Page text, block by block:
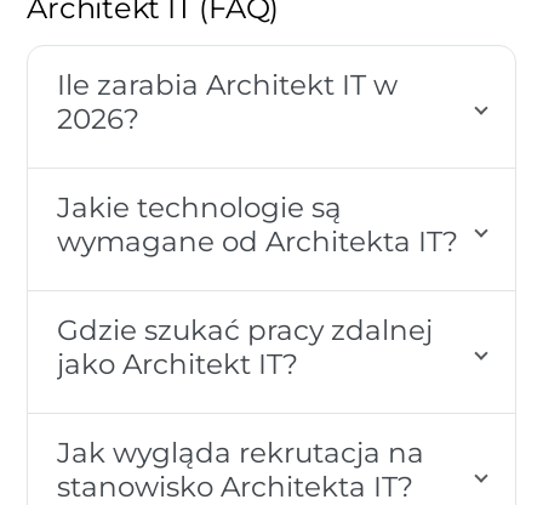
Architekt IT (FAQ)
Ile zarabia Architekt IT w
2026?
Jakie technologie są
wymagane od Architekta IT?
Gdzie szukać pracy zdalnej
jako Architekt IT?
Jak wygląda rekrutacja na
stanowisko Architekta IT?